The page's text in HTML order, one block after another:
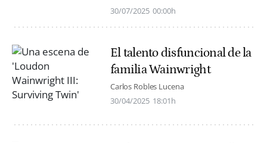
30/07/2025 00:00h
El talento disfuncional de la
familia Wainwright
Carlos Robles Lucena
30/04/2025 18:01h